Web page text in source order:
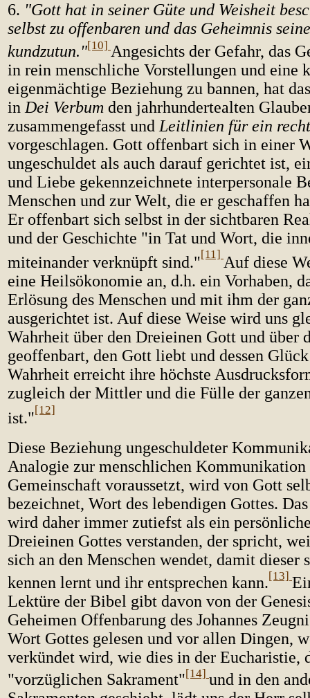
6. "Gott hat in seiner Güte und Weisheit
selbst zu offenbaren und das Geheimnis
kundzutun."[10] Angesichts der Gefahr, das
in rein menschliche Vorstellungen und eine
eigenmächtige Beziehung zu bannen, hat
in Dei Verbum den jahrhundertealten
zusammengefasst und Leitlinien für ein
vorgeschlagen. Gott offenbart sich in einer
ungeschuldet als auch darauf gerichtet ist,
und Liebe gekennzeichnete interpersonale
Menschen und zur Welt, die er geschaffen
Er offenbart sich selbst in der sichtbaren
und der Geschichte "in Tat und Wort, die
miteinander verknüpft sind."[11] Auf diese
eine Heilsökonomie an, d.h. ein Vorhaben,
Erlösung des Menschen und mit ihm der
ausgerichtet ist. Auf diese Weise wird uns
Wahrheit über den Dreieinen Gott und über
geoffenbart, den Gott liebt und dessen
Wahrheit erreicht ihre höchste
zugleich der Mittler und die Fülle der
ist."[12]
Diese Beziehung ungeschuldeter
Analogie zur menschlichen
Gemeinschaft voraussetzt, wird von Gott
bezeichnet, Wort des lebendigen Gottes.
wird daher immer zutiefst als ein
Dreieinen Gottes verstanden, der spricht,
sich an den Menschen wendet, damit dieser
kennen lernt und ihr entsprechen kann.[13]
Lektüre der Bibel gibt davon von der
Geheimen Offenbarung des Johannes
Wort Gottes gelesen und vor allen Dingen,
verkündet wird, wie dies in der Eucharistie,
"vorzüglichen Sakrament"[14] und in den